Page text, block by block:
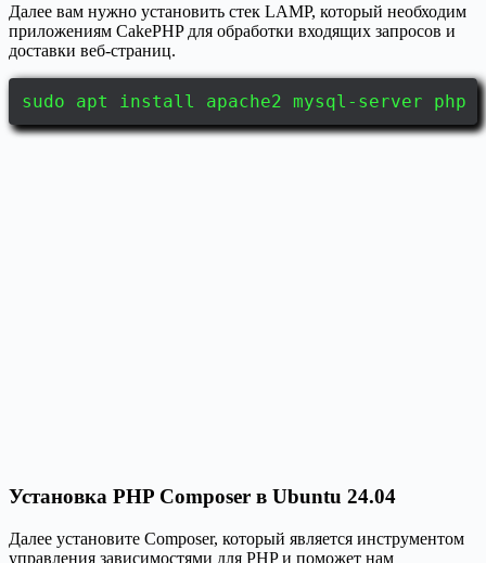
Далее вам нужно установить стек LAMP, который необходим
приложениям CakePHP для обработки входящих запросов и
доставки веб-страниц.
sudo apt install apache2 mysql-server php
Установка PHP Composer в Ubuntu 24.04
Далее установите Composer, который является инструментом
управления зависимостями для PHP и поможет нам